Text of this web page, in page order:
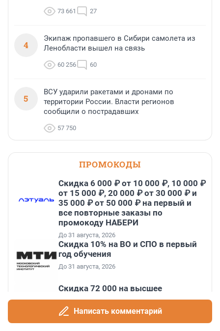
73 661 27
4
Экипаж пропавшего в Сибири самолета из
Ленобласти вышел на связь
60 256 60
5
ВСУ ударили ракетами и дронами по
территории России. Власти регионов
сообщили о пострадавших
57 750
ПРОМОКОДЫ
Скидка 6 000 ₽ от 10 000 ₽, 10 000 ₽
от 15 000 ₽, 20 000 ₽ от 30 000 ₽ и
35 000 ₽ от 50 000 ₽ на первый и
все повторные заказы по
промокоду НАБЕРИ
До 31 августа, 2026
Скидка 10% на ВО и СПО в первый
год обучения
До 31 августа, 2026
Скидка 72 000 на высшее
образование и среднее специальное
образование в первый год обучения
Написать комментарий